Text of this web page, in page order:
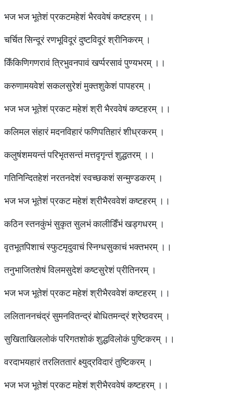
भज भज भूतेशं प्रकटमहेशं भैरववेषं कष्टहरम् ।।
चर्चित सिन्दूरं रणभूविदूरं दुष्टविदूरं श्रीनिकरम् ।
किँकिणिगणरावं त्रिभुवनपावं खर्प्परसावं पुण्यभरम् ।।
करुणामयवेशं सकलसुरेशं मुक्तशुकेशं पापहरम् ।
भज भज भूतेशं प्रकट महेशं श्री भैरववेषं कष्टहरम् ।।
कलिमल संहारं मदनविहारं फणिपतिहारं शीध्रकरम् ।
कलुषंशमयन्तं परिभृतसन्तं मत्तदृगृन्तं शुद्धतरम् ।।
गतिनिन्दितहेशं नरतनदेशं स्वच्छकशं सन्मुण्डकरम् ।
भज भज भूतेशं प्रकट महेशं श्रीभैरववेशं कष्टहरम् ।।
कठिन स्तनकुंभं सुकृत सुलभं कालीडिँभं खड्गधरम् ।
वृतभूतपिशाचं स्फुटमृदुवाचं स्निग्धसुकाचं भक्तभरम् ।।
तनुभाजितशेषं विलमसुदेशं कष्टसुरेशं प्रीतिनरम् ।
भज भज भूतेशं प्रकट महेशं श्रीभैरववेशं कष्टहरम् ।।
ललिताननचंद्रं सुमनवितन्द्रं बोधितमन्द्रं श्रेष्ठवरम् ।
सुखिताखिललोकं परिगतशोकं शुद्धविलोकं पुष्टिकरम् ।।
वरदाभयहारं तरलिततारं क्ष्युद्रविदारं तुष्टिकरम् ।
भज भज भूतेशं प्रकट महेशं श्रीभैरववेषं कष्टहरम् ।।